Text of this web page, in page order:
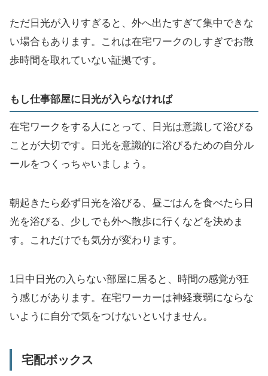
ただ日光が入りすぎると、外へ出たすぎて集中できな
い場合もあります。これは在宅ワークのしすぎでお散
歩時間を取れていない証拠です。
もし仕事部屋に日光が入らなければ
在宅ワークをする人にとって、日光は意識して浴びる
ことが大切です。日光を意識的に浴びるための自分ル
ールをつくっちゃいましょう。
朝起きたら必ず日光を浴びる、昼ごはんを食べたら日
光を浴びる、少しでも外へ散歩に行くなどを決めま
す。これだけでも気分が変わります。
1日中日光の入らない部屋に居ると、時間の感覚が狂
う感じがあります。在宅ワーカーは神経衰弱にならな
いように自分で気をつけないといけません。
宅配ボックス